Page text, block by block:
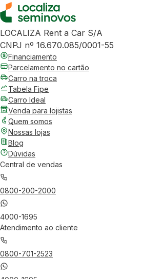
LOCALIZA Rent a Car S/A
CNPJ nº 16.670.085/0001-55
Financiamento
Parcelamento no cartão
Carro na troca
Tabela Fipe
Carro Ideal
Venda para lojistas
Quem somos
Nossas lojas
Blog
Dúvidas
Central de vendas
0800-200-2000
4000-1695
Atendimento ao cliente
0800-701-2523